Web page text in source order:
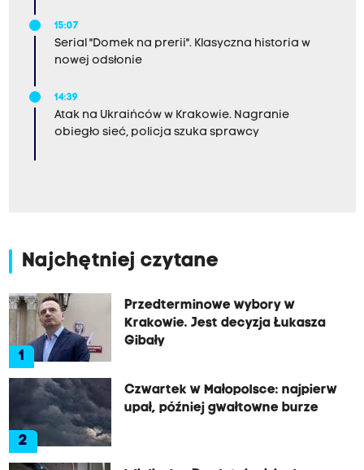
15:07
Serial "Domek na prerii". Klasyczna historia w
nowej odsłonie
14:39
Atak na Ukraińców w Krakowie. Nagranie
obiegło sieć, policja szuka sprawcy
Najchętniej czytane
1
Przedterminowe wybory w
Krakowie. Jest decyzja Łukasza
Gibały
2
Czwartek w Małopolsce: najpierw
upał, później gwałtowne burze